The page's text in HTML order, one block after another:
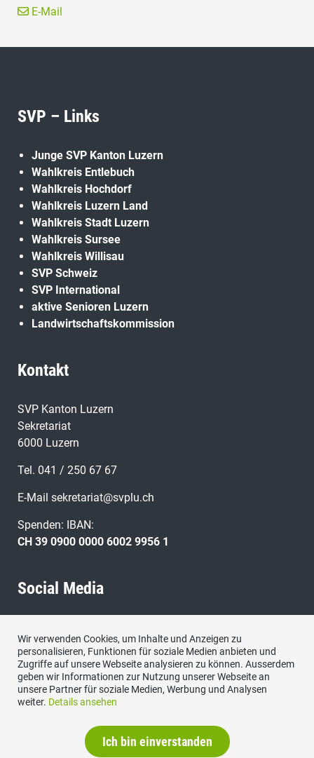
E-Mail
SVP – Links
Junge SVP Kanton Luzern
Wahlkreis Entlebuch
Wahlkreis Hochdorf
Wahlkreis Luzern Land
Wahlkreis Stadt Luzern
Wahlkreis Sursee
Wahlkreis Willisau
SVP Schweiz
SVP International
aktive Senioren Luzern
Landwirtschaftskommission
Kontakt
SVP Kanton Luzern
Sekretariat
6000 Luzern
Tel. 041 / 250 67 67
E-Mail sekretariat@svplu.ch
Spenden: IBAN:
CH 39 0900 0000 6002 9956 1
Social Media
Datenschutzerklärung
Wir verwenden Cookies, um Inhalte und Anzeigen zu
personalisieren, Funktionen für soziale Medien anbieten und
Zugriffe auf unsere Webseite analysieren zu können. Ausserdem
geben wir Informationen zur Nutzung unserer Webseite an
unsere Partner für soziale Medien, Werbung und Analysen
weiter. Details ansehen
Ich bin einverstanden